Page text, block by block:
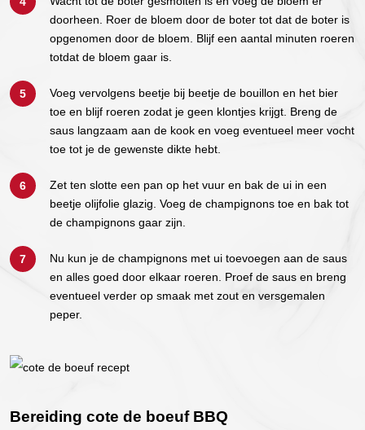
doorheen. Roer de bloem door de boter tot dat de boter is
opgenomen door de bloem. Blijf een aantal minuten roeren
totdat de bloem gaar is.
Voeg vervolgens beetje bij beetje de bouillon en het bier
toe en blijf roeren zodat je geen klontjes krijgt. Breng de
saus langzaam aan de kook en voeg eventueel meer vocht
toe tot je de gewenste dikte hebt.
Zet ten slotte een pan op het vuur en bak de ui in een
beetje olijfolie glazig. Voeg de champignons toe en bak tot
de champignons gaar zijn.
Nu kun je de champignons met ui toevoegen aan de saus
en alles goed door elkaar roeren. Proef de saus en breng
eventueel verder op smaak met zout en versgemalen
peper.
Bereiding cote de boeuf BBQ